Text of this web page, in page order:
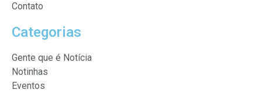
Contato
Categorias
Gente que é Notícia
Notinhas
Eventos